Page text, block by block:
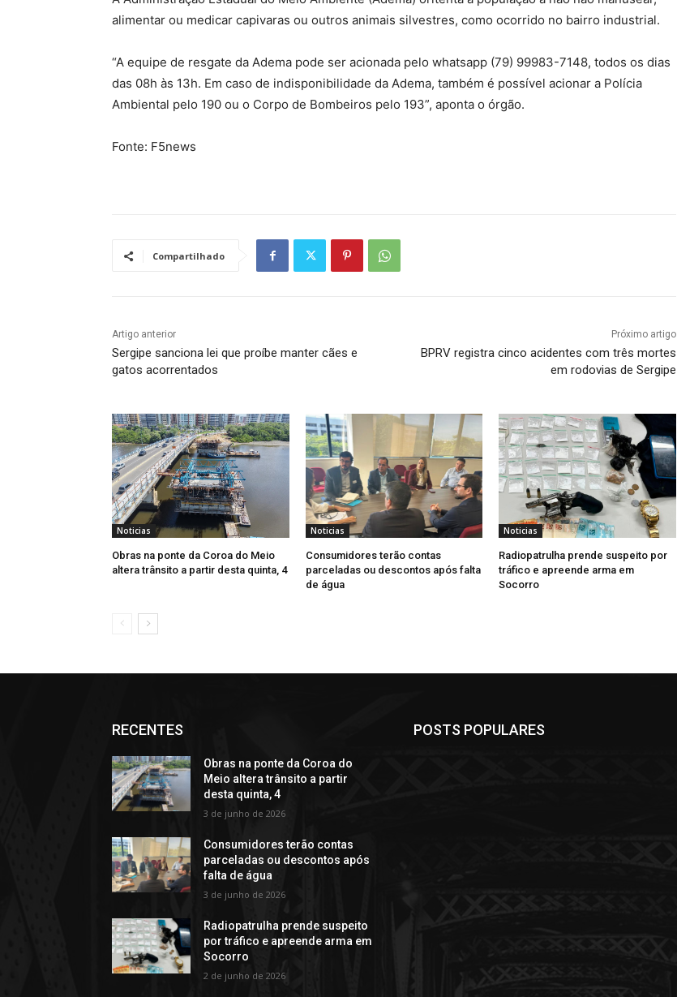
alimentar ou medicar capivaras ou outros animais silvestres, como ocorrido no bairro industrial.
“A equipe de resgate da Adema pode ser acionada pelo whatsapp (79) 99983-7148, todos os dias
das 08h às 13h. Em caso de indisponibilidade da Adema, também é possível acionar a Polícia
Ambiental pelo 190 ou o Corpo de Bombeiros pelo 193”, aponta o órgão.
Fonte: F5news
Compartilhado
Artigo anterior
Sergipe sanciona lei que proíbe manter cães e
gatos acorrentados
Próximo artigo
BPRV registra cinco acidentes com três mortes
em rodovias de Sergipe
Noticias
Obras na ponte da Coroa do Meio
altera trânsito a partir desta quinta, 4
Noticias
Consumidores terão contas
parceladas ou descontos após falta
de água
Noticias
Radiopatrulha prende suspeito por
tráfico e apreende arma em
Socorro
RECENTES
Obras na ponte da Coroa do
Meio altera trânsito a partir
desta quinta, 4
3 de junho de 2026
Consumidores terão contas
parceladas ou descontos após
falta de água
3 de junho de 2026
Radiopatrulha prende suspeito
por tráfico e apreende arma em
Socorro
2 de junho de 2026
POSTS POPULARES